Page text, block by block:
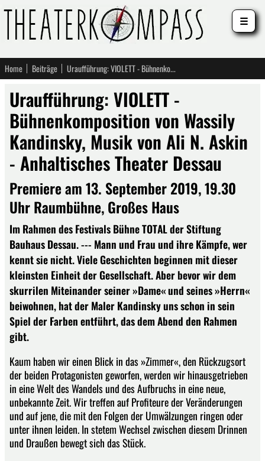
Home Beiträge Uraufführung: VIOLETT - Bühnenkomposition von Wassily Kandinsky, Musik von Ali N. Askin - Anhaltisches Theater Dessau
Uraufführung: VIOLETT -
Bühnenkomposition von Wassily
Kandinsky, Musik von Ali N. Askin
- Anhaltisches Theater Dessau
Premiere am 13. September 2019, 19.30
Uhr Raumbühne, Großes Haus
Im Rahmen des Festivals Bühne TOTAL der Stiftung
Bauhaus Dessau. --- Mann und Frau und ihre Kämpfe, wer
kennt sie nicht. Viele Geschichten beginnen mit dieser
kleinsten Einheit der Gesellschaft. Aber bevor wir dem
skurrilen Miteinander seiner »Dame« und seines »Herrn«
beiwohnen, hat der Maler Kandinsky uns schon in sein
Spiel der Farben entführt, das dem Abend den Rahmen
gibt.
Kaum haben wir einen Blick in das »Zimmer«, den Rückzugsort
der beiden Protagonisten geworfen, werden wir hinausgetrieben
in eine Welt des Wandels und des Aufbruchs in eine neue,
unbekannte Zeit. Wir treffen auf Profiteure der Veränderungen
und auf jene, die mit den Folgen der Umwälzungen ringen oder
unter ihnen leiden. In stetem Wechsel zwischen diesem Drinnen
und Draußen bewegt sich das Stück.
☰